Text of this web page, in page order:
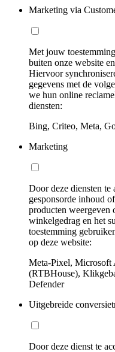
Marketing via
Met jouw
buiten onze website
Hiervoor
gegevens met de
we hun online
diensten:
Bing, Criteo, Meta,
Marketing
Door deze diensten te
gesponsorde inhoud
producten weergeven
winkelgedrag en het
toestemming
op deze website:
Meta-Pixel, Microsoft
(RTBHouse),
Defender
Uitgebreide
Door deze dienst te